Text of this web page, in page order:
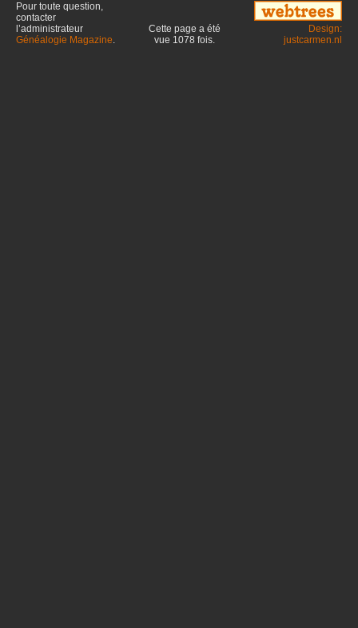
Pour toute question,
contacter
l’administrateur
Généalogie Magazine.
Cette page a été
vue 1078 fois.
Design:
justcarmen.nl